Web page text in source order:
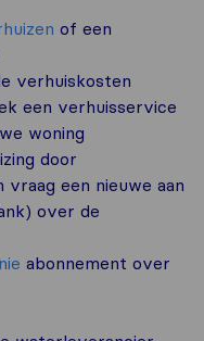
of een
verhuiskosten
een verhuisservice
woning
door
een nieuwe aan
over de
abonnement over